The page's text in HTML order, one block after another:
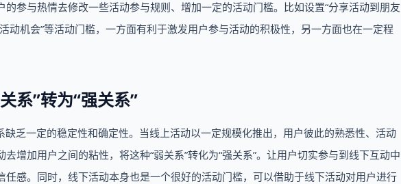
参与热情去修改一些活动参与规则、增加一定的活动门槛。比如设置“分享活动到朋友
动机会”等活动门槛，一方面有利于激发用户参与活动的积极性，另一方面也在一定程
系”转为“强关系”
缺乏一定的稳定性和确定性。当线上活动以一定规模化推出，用户彼此的熟悉性、活动
增加用户之间的粘性，将这种“弱关系”转化为“强关系”。让用户切实参与到线下互动中
感。同时，线下活动本身也是一个很好的活动门槛，可以借助于线下活动对用户进行